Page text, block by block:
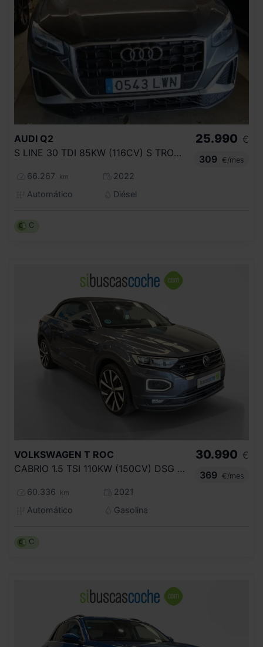
AUDI Q2
S LINE 30 TDI 85KW (116CV) S TRONIC
66.267 km
2022
Automático
Diésel
25.990 €
309
€/mes
C
VOLKSWAGEN T ROC
CABRIO 1.5 TSI 110KW (150CV) DSG 7 VEL
60.336 km
2021
Automático
Gasolina
30.990 €
369
€/mes
C